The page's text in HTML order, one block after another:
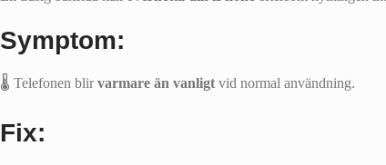
Symptom:
🌡️ Telefonen blirvarmare än vanligt vid normal användning.
Fix: